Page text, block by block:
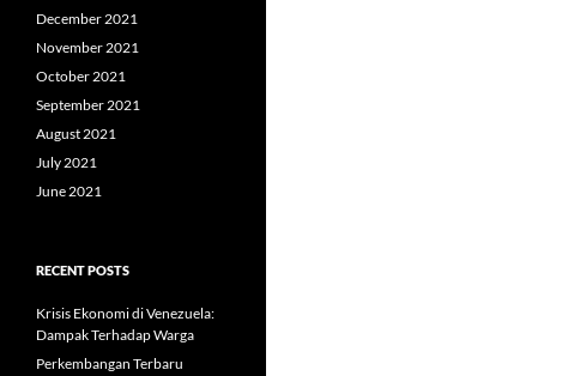
December 2021
November 2021
October 2021
September 2021
August 2021
July 2021
June 2021
RECENT POSTS
Krisis Ekonomi di Venezuela:
Dampak Terhadap Warga
Perkembangan Terbaru